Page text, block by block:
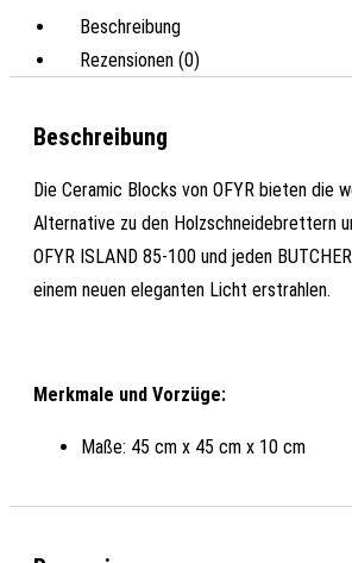
Beschreibung
Rezensionen (0)
Beschreibung
Die Ceramic Blocks von OFYR bieten die
Alternative zu den Holzschneidebrettern
OFYR ISLAND 85-100 und jeden
einem neuen eleganten Licht erstrahlen.
Merkmale und Vorzüge:
Maße: 45 cm x 45 cm x 10 cm